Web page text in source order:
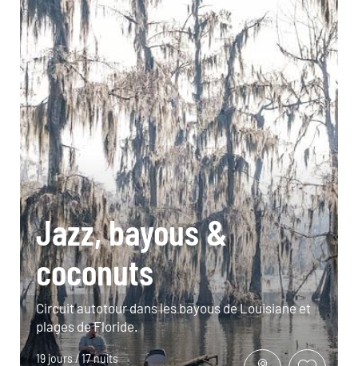
Jazz, bayous &
coconuts
Circuit autotour dans les bayous de Louisiane et
plages de Floride.
19 jours / 17 nuits